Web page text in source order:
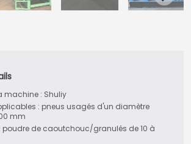
machine : Shuliy
: pneus usagés d'un diamètre
mm
poudre de caoutchouc/granulés de 10 à